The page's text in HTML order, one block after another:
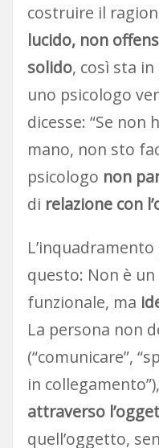
costruire il
lucido, non
solido, così sta
uno psicologo
dicesse: “Se non
mano, non sto
psicologo non
di relazione con
questo: Non è
funzionale, ma
La persona non
(“comunicare”,
in
attraverso
quell’oggetto,